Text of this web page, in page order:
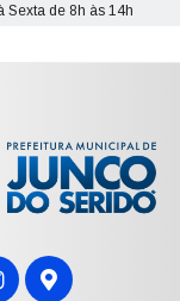
Sexta de 8h às 14h